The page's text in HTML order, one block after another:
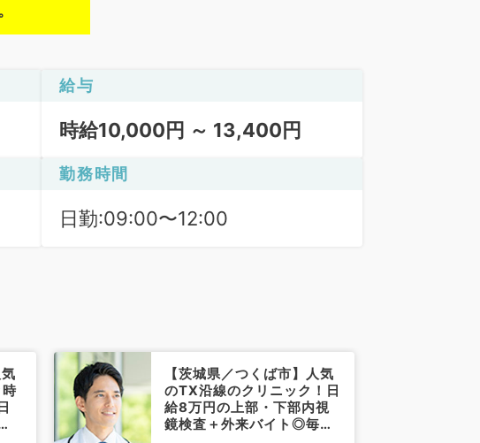
給与
時給10,000円 ～ 13,400円
勤務時間
日勤:09:00〜12:00
【茨城県／つくば市】人気
のTX沿線のクリニック！日
給8万円の上部・下部内視
鏡検査＋外来バイト◎毎週